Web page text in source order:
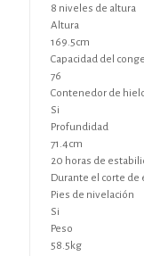
8 niveles de altura
Altura
169.5cm
Capacidad del
76
Contenedor de
Si
Profundidad
71.4cm
20 horas de
Durante el corte de
Pies de nivelación
Si
Peso
58.5kg